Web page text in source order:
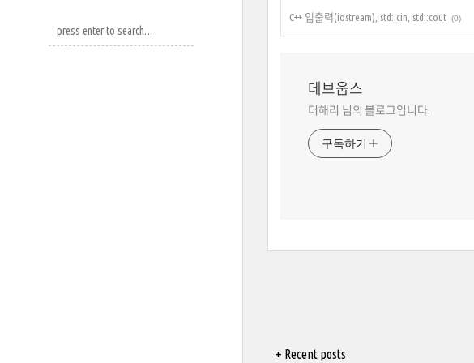
C++ 입출력(iostream), std::cin, std::cout (0)
데브웁스
더해리 님의 블로그입니다.
구독하기
+ Recent posts